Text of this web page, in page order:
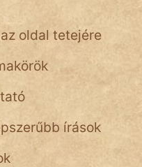
oldal tetejére
írások